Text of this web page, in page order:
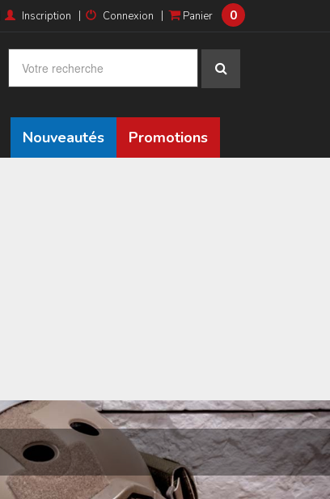
Inscription | Connexion | Panier 0
Nouveautés Promotions